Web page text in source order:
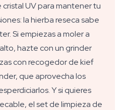
UV para mantener tu
la hierba reseca sabe
Si empiezas a moler a
hazte con un grinder
con recogedor de kief
que aprovecha los
Y si quieres
el set de limpieza de